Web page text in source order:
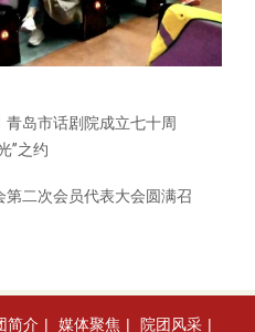
青岛市话剧院成立七十周
”之约
第二次会员代表大会圆满召
简介 | 媒体聚焦 | 院团风采 |